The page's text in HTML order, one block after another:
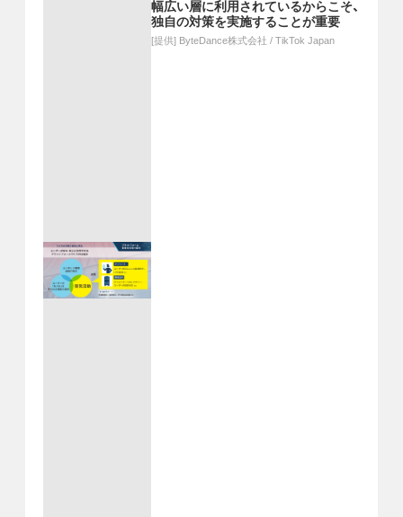
幅広い層に利用されているからこそ、
独自の対策を実施することが重要
[提供] ByteDance株式会社 / TikTok Japan